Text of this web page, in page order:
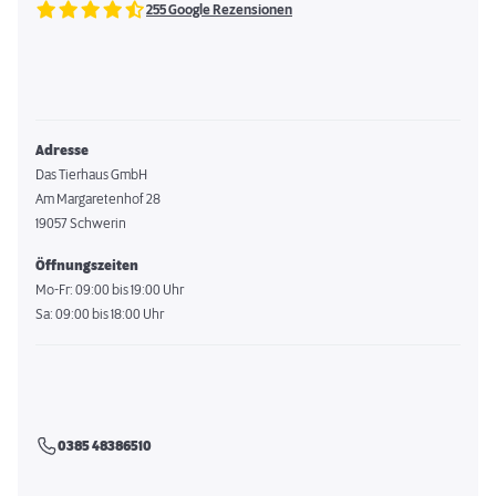
255 Google Rezensionen
Adresse
Das Tierhaus GmbH
Am Margaretenhof 28
19057 Schwerin
Öffnungszeiten
Mo-Fr: 09:00 bis 19:00 Uhr
Sa: 09:00 bis 18:00 Uhr
0385 48386510